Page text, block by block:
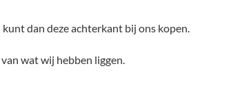
dan deze achterkant bij ons kopen.
wat wij hebben liggen.